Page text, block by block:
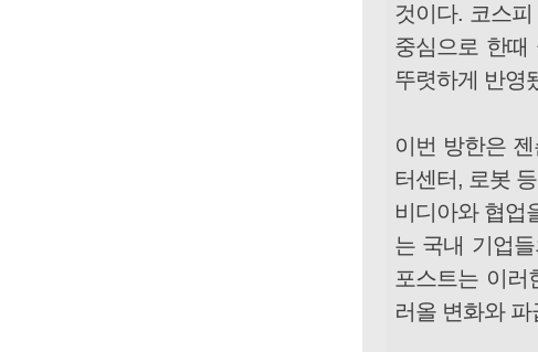
것이다. 코스
중심으로 한때
뚜렷하게 반영
이번 방한은
터센터, 로봇
비디아와 협업
는 국내 기업
포스트는 이러
러올 변화와